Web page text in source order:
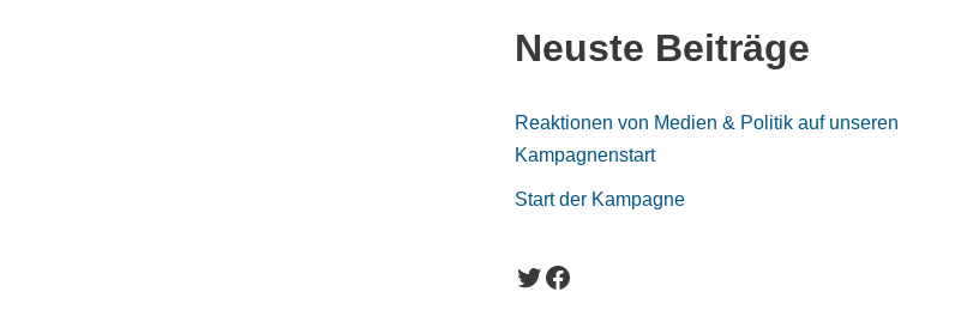
Neuste Beiträge
Reaktionen von Medien & Politik auf unseren
Kampagnenstart
Start der Kampagne